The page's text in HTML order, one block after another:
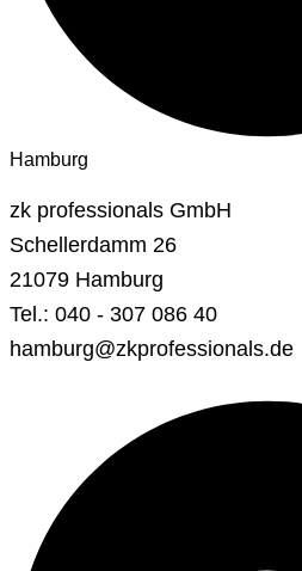
Hamburg
zk professionals GmbH
Schellerdamm 26
21079 Hamburg
Tel.: 040 - 307 086 40
hamburg@zkprofessionals.de